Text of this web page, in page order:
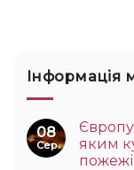
Інформація
08
Сер
яким